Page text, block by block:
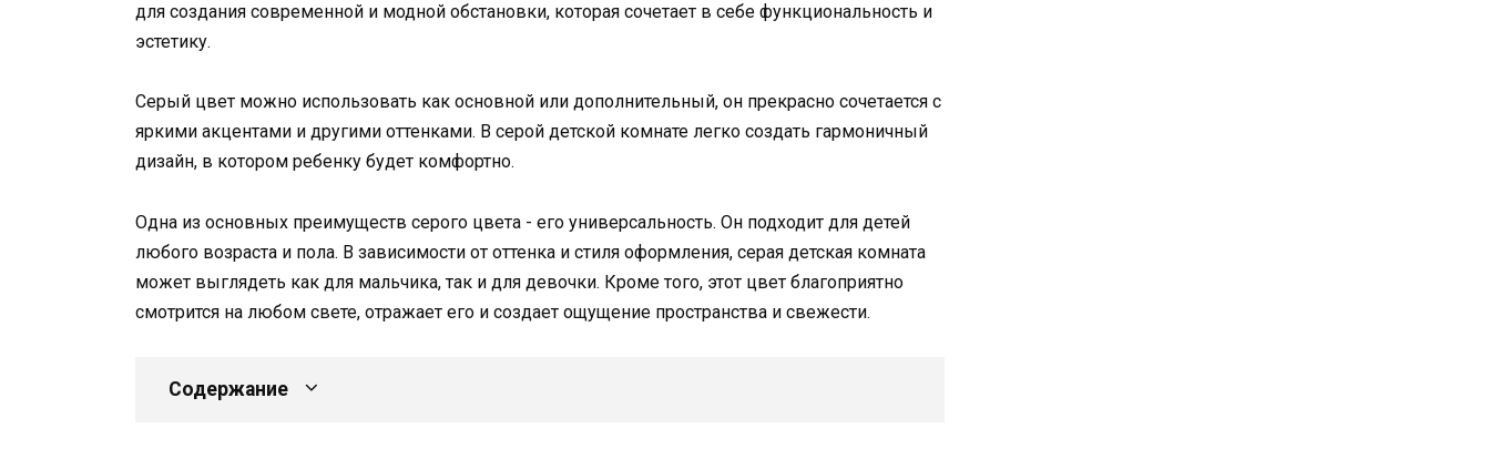
для создания современной и модной обстановки, которая сочетает в себе функциональность и
эстетику.
Серый цвет можно использовать как основной или дополнительный, он прекрасно сочетается с
яркими акцентами и другими оттенками. В серой детской комнате легко создать гармоничный
дизайн, в котором ребенку будет комфортно.
Одна из основных преимуществ серого цвета - его универсальность. Он подходит для детей
любого возраста и пола. В зависимости от оттенка и стиля оформления, серая детская комната
может выглядеть как для мальчика, так и для девочки. Кроме того, этот цвет благоприятно
смотрится на любом свете, отражает его и создает ощущение пространства и свежести.
Содержание